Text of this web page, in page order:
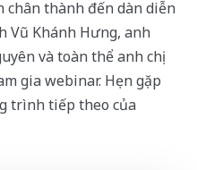
thành đến dàn diễn
Vũ Khánh Hưng, anh
và toàn thể anh chị
gia webinar. Hẹn gặp
trình tiếp theo của